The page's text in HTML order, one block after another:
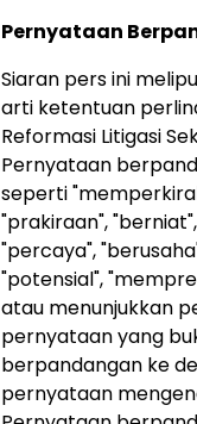
Pernyataan
Siaran pers ini
arti ketentuan
Reformasi Litigasi
Pernyataan
seperti
"prakiraan",
"percaya",
"potensial",
atau menunjukkan
pernyataan yang
berpandangan ke
pernyataan